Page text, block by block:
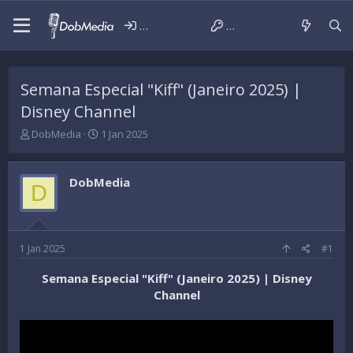
Iniciar sessão Criar conta
Semana Especial "Kiff" (Janeiro 2025) |
Disney Channel
T
r
e
a
d
t
a
r
DobMedia
D
t
a
d
n
c
i
o
1 Jan 2025
D DobMedia
1 Jan 2025 #1
Semana Especial "Kiff" (Janeiro 2025) | Disney
Channel